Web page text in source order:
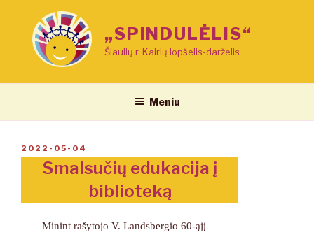
„SPINDULĖLIS“
Šiaulių r. Kairių lopšelis-darželis
Meniu
PASKELBTA
2022-05-04
Smalsučių edukacija į
biblioteką
Minint rašytojo V. Landsbergio 60-ąjį